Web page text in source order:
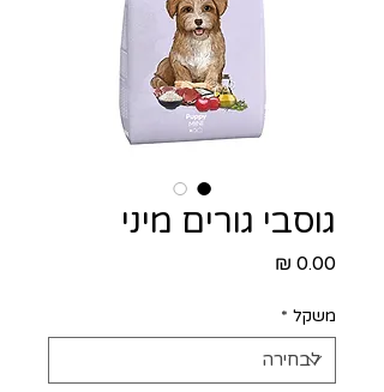
גוסבי גורים מיני
משקל *